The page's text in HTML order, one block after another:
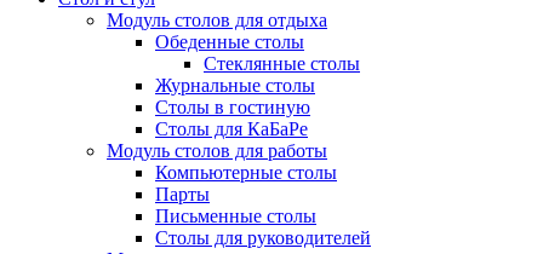
Модуль столов для отдыха
Обеденные столы
Стеклянные столы
Журнальные столы
Столы в гостиную
Столы для КаБаРе
Модуль столов для работы
Компьютерные столы
Парты
Письменные столы
Столы для руководителей